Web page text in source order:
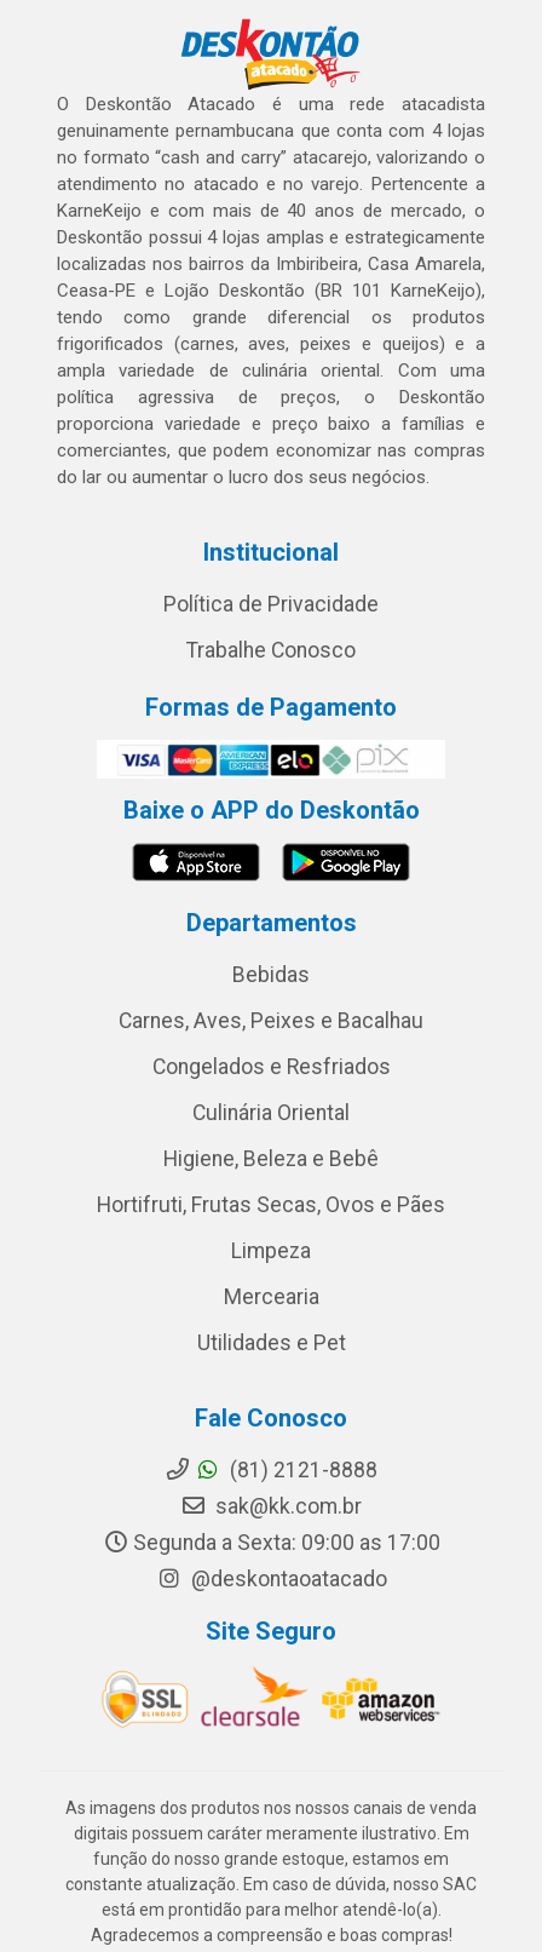
O Deskontão Atacado é uma rede atacadista
genuinamente pernambucana que conta com 4 lojas
no formato “cash and carry” atacarejo, valorizando o
atendimento no atacado e no varejo. Pertencente a
KarneKeijo e com mais de 40 anos de mercado, o
Deskontão possui 4 lojas amplas e estrategicamente
localizadas nos bairros da Imbiribeira, Casa Amarela,
Ceasa-PE e Lojão Deskontão (BR 101 KarneKeijo),
tendo como grande diferencial os produtos
frigorificados (carnes, aves, peixes e queijos) e a
ampla variedade de culinária oriental. Com uma
política agressiva de preços, o Deskontão
proporciona variedade e preço baixo a famílias e
comerciantes, que podem economizar nas compras
do lar ou aumentar o lucro dos seus negócios.
Institucional
Política de Privacidade
Trabalhe Conosco
Formas de Pagamento
Baixe o APP do Deskontão
Departamentos
Bebidas
Carnes, Aves, Peixes e Bacalhau
Congelados e Resfriados
Culinária Oriental
Higiene, Beleza e Bebê
Hortifruti, Frutas Secas, Ovos e Pães
Limpeza
Mercearia
Utilidades e Pet
Fale Conosco
(81) 2121-8888
sak@kk.com.br
Segunda a Sexta: 09:00 as 17:00
@deskontaoatacado
Site Seguro
As imagens dos produtos nos nossos canais de venda
digitais possuem caráter meramente ilustrativo. Em
função do nosso grande estoque, estamos em
constante atualização. Em caso de dúvida, nosso SAC
está em prontidão para melhor atendê-lo(a).
Agradecemos a compreensão e boas compras!